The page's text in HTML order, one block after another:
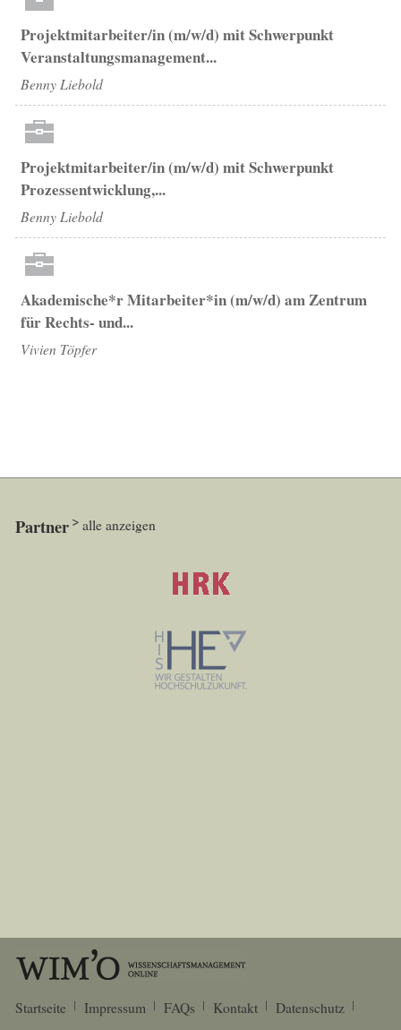
Projektmitarbeiter/in (m/w/d) mit Schwerpunkt
Veranstaltungsmanagement...
Benny Liebold
Projektmitarbeiter/in (m/w/d) mit Schwerpunkt
Prozessentwicklung,...
Benny Liebold
Akademische*r Mitarbeiter*in (m/w/d) am Zentrum
für Rechts- und...
Vivien Töpfer
Partner alle anzeigen
Startseite Impressum FAQs Kontakt Datenschutz